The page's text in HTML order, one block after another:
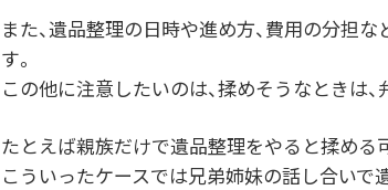
また、遺品整理の日時や進め方、費用の分担
す。
この他に注意したいのは、揉めそうなときは
たとえば親族だけで遺品整理をやると揉める
こういったケースでは兄弟姉妹の話し合いで